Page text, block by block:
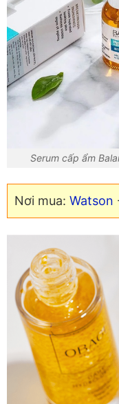
Serum cấp ẩm
Nơi mua: Watson